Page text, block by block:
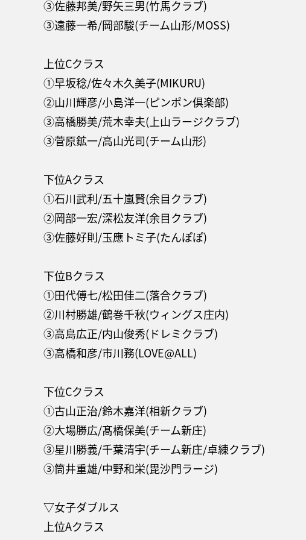
③佐藤邦美/野矢三男(竹馬クラブ)
③遠藤一希/岡部駿(チーム山形/MOSS)
上位Cクラス
①早坂稔/佐々木久美子(MIKURU)
②山川輝彦/小島洋一(ピンポン倶楽部)
③高橋勝美/荒木幸夫(上山ラージクラブ)
③菅原鉱一/高山光司(チーム山形)
下位Aクラス
①石川武利/五十嵐賢(余目クラブ)
②岡部一宏/深松友洋(余目クラブ)
③佐藤好則/玉應トミ子(たんぽぽ)
下位Bクラス
①田代傅七/松田佳二(落合クラブ)
②川村勝雄/鶴巻千秋(ウィングス庄内)
③高島広正/内山俊秀(ドレミクラブ)
③高橋和彦/市川務(LOVE@ALL)
下位Cクラス
①古山正治/鈴木嘉洋(相新クラブ)
②大場勝広/髙橋保美(チーム新庄)
③星川勝義/千葉清宇(チーム新庄/卓練クラブ)
③筒井重雄/中野和栄(毘沙門ラージ)
▽女子ダブルス
上位Aクラス